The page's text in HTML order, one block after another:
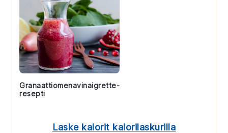
Granaattiomenavinaigrette-
resepti
Laske kalorit kalorilaskurilla